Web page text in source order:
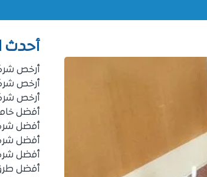
أحدث
أرخص
أرخص
أرخص
أفضل
أفضل
أفضل
أفضل
أفضل